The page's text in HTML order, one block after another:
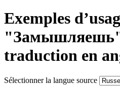
Exemples
"Замышляешь"
traduction en
Sélectionner la langue source